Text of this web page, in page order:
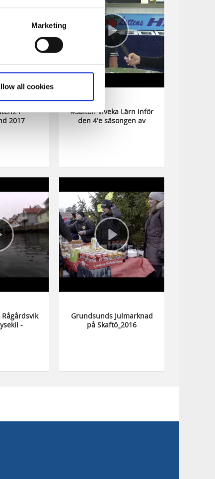
Marketing
all cookies
i
2017
#Saltön Viveka Lärn inför
den 4'e säsongen av
-
Grundsunds Julmarknad
på Skaftö_2016